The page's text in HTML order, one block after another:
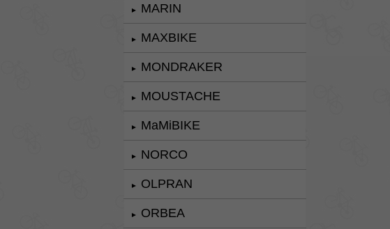
► MARIN
► MAXBIKE
► MONDRAKER
► MOUSTACHE
► MaMiBIKE
► NORCO
► OLPRAN
► ORBEA